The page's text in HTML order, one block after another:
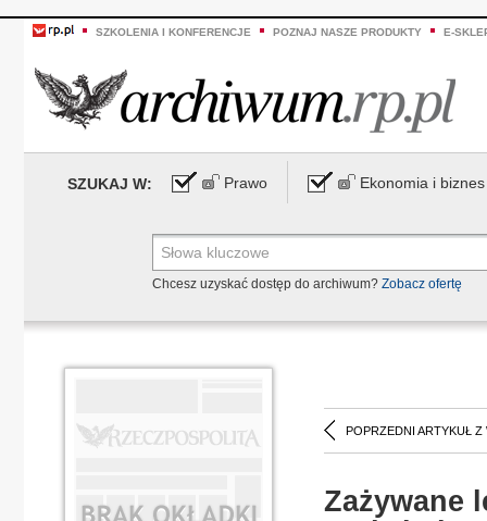
SZKOLENIA I KONFERENCJE POZNAJ NASZE PRODUKTY E-
SZUKAJ W: Prawo Ekonomia i biznes
Chcesz uzyskać dostęp do archiwum? Zobacz ofertę
POPRZEDNI ARTYKUŁ Z
Zażywane